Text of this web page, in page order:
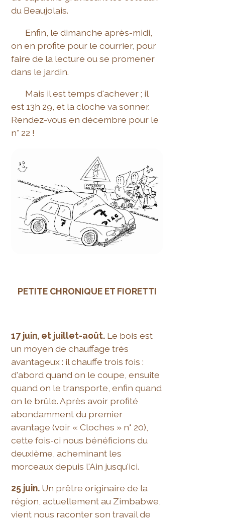
du Beaujolais.
Enfin, le dimanche après-midi,
on en profite pour le courrier, pour
faire de la lecture ou se promener
dans le jardin.
Mais il est temps d'achever ; il
est 13h 29, et la cloche va sonner.
Rendez-vous en décembre pour le
n° 22 !
PETITE CHRONIQUE ET FIORETTI
17 juin, et juillet-août. Le bois est
un moyen de chauffage très
avantageux : il chauffe trois fois :
d'abord quand on le coupe, ensuite
quand on le transporte, enfin quand
on le brûle. Après avoir profité
abondamment du premier
avantage (voir « Cloches » n° 20),
cette fois-ci nous bénéficions du
deuxième, acheminant les
morceaux depuis l'Ain jusqu'ici.
25 juin. Un prêtre originaire de la
région, actuellement au Zimbabwe,
vient nous raconter son travail de